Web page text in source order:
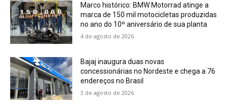
Marco histórico: BMW Motorrad atinge a
marca de 150 mil motocicletas produzidas
no ano do 10º aniversário de sua planta
4 de agosto de 2026
Bajaj inaugura duas novas
concessionárias no Nordeste e chega a 76
endereços no Brasil
3 de agosto de 2026